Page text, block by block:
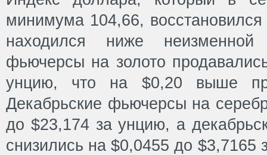
минимума 104,66,
находился ниже неизменной
фьючерсы на золото
унцию, что на $0,20 выше
Декабрьские фьючерсы на
до $23,174 за унцию, а
снизились на $0,0455 до